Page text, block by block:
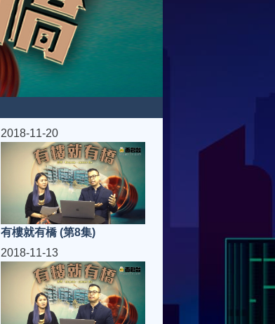
2018-11-20
有樓就有橋 (第8集)
2018-11-13